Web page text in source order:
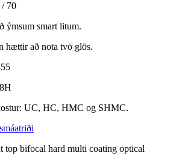
70
ýmsum smart litum.
hættir að nota tvö glös.
UC, HC, HMC og SHMC.
smáatriði